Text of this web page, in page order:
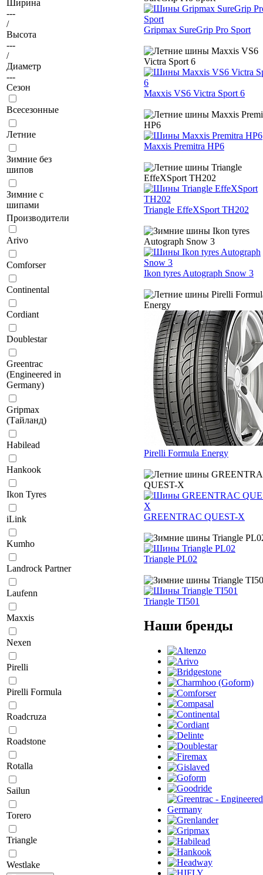
Ширина
---
/
Высота
---
/
Диаметр
---
Сезон
Всесезонные
Летние
Зимние без
шипов
Зимние с
шипами
Производители
Arivo
Comforser
Continental
Cordiant
Doublestar
Greentrac
(Engineered in
Germany)
Gripmax
(Тайланд)
Habilead
Hankook
Ikon Tyres
iLink
Kumho
Landrock Partner
Laufenn
Maxxis
Nexen
Pirelli
Pirelli Formula
Roadcruza
Roadstone
Rotalla
Sailun
Torero
Triangle
Westlake
Gripmax SureGrip Pro Sport
Maxxis VS6 Victra Sport 6
Maxxis Premitra HP6
Triangle EffeXSport TH202
Ikon tyres Autograph Snow 3
Pirelli Formula Energy
GREENTRAC QUEST-X
Triangle PL02
Triangle TI501
Наши бренды